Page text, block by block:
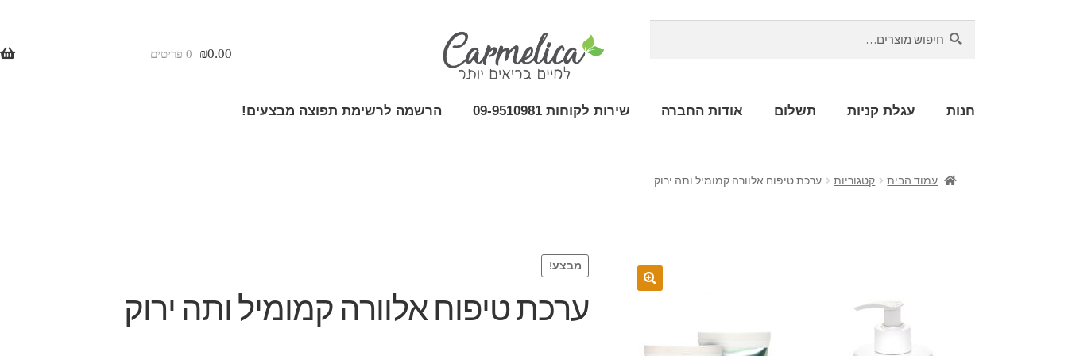
₪0.00 0 פריטים
חנות עגלת קניות תשלום אודות החברה שירות לקוחות 09-9510981 הרשמה לרשימת תפוצה מבצעים!
עמוד הבית קטגוריות ערכת טיפוח אלוורה קמומיל ותה ירוק
מבצע!
ערכת טיפוח אלוורה קמומיל ותה ירוק